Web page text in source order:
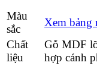
Màu
sắc
Xem bảng
Chất
liệu
Gỗ MDF
hợp cánh